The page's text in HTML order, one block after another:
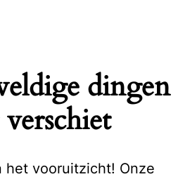
dingen
het vooruitzicht! Onze